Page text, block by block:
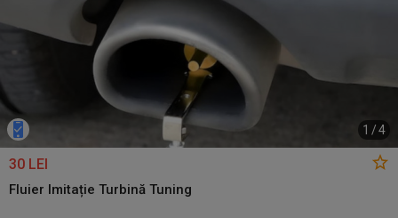
1 /4
30 LEI
Fluier Imitație Turbină Tuning